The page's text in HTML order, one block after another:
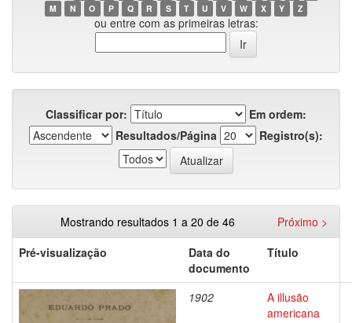
M
N O P Q R S T U V W X Y Z
ou entre com as primeiras letras:
Classificar por:
Em ordem:
Resultados/Página
Registro(s):
Mostrando resultados 1 a 20 de 46
Próximo >
Pré-visualização
Data do
documento
Título
1902
A illusão
americana